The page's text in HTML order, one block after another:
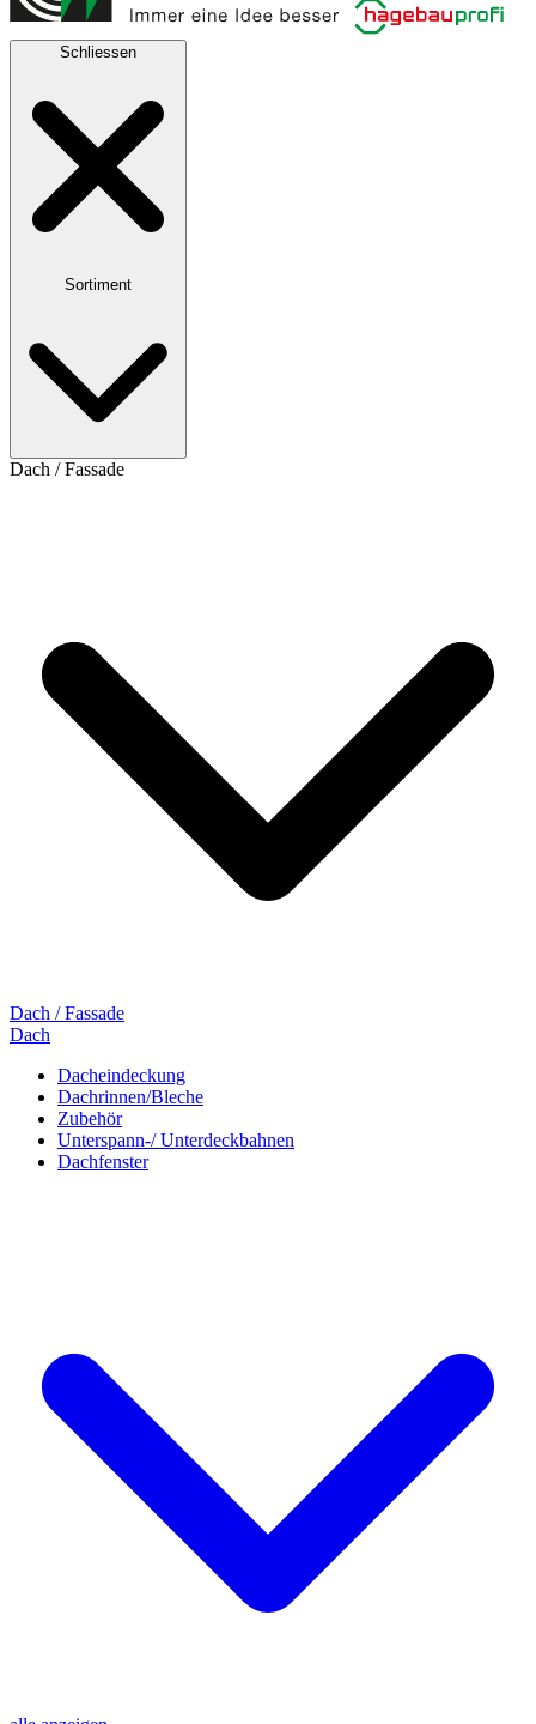
Schliessen
Sortiment
Dach / Fassade
Dach / Fassade
Dach
Dacheindeckung
Dachrinnen/Bleche
Zubehör
Unterspann-/ Unterdeckbahnen
Dachfenster